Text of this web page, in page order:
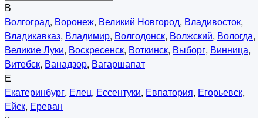
В
Волгоград, Воронеж, Великий Новгород, Владивосток,
Владикавказ, Владимир, Волгодонск, Волжский, Вологда,
Великие Луки, Воскресенск, Воткинск, Выборг, Винница,
Витебск, Ванадзор, Вагаршапат
Е
Екатеринбург, Елец, Ессентуки, Евпатория, Егорьевск,
Ейск, Ереван